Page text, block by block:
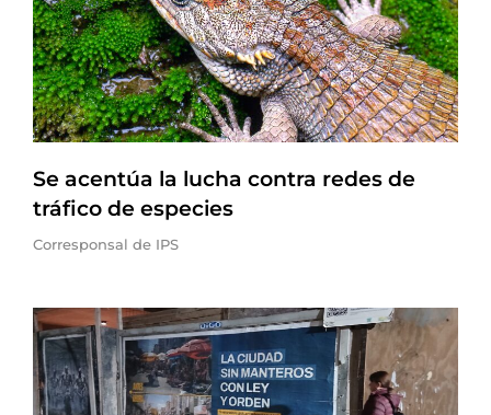
Se acentúa la lucha contra redes de
tráfico de especies
Corresponsal de IPS